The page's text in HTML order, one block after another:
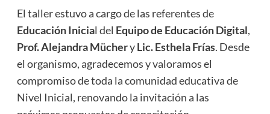
El taller estuvo a cargo de las referentes de
Educación Inicial del Equipo de Educación Digital,
Prof. Alejandra MücheryLic. Esthela Frías. Desde
el organismo, agradecemos y valoramos el
compromiso de toda la comunidad educativa de
Nivel Inicial, renovando la invitación a las